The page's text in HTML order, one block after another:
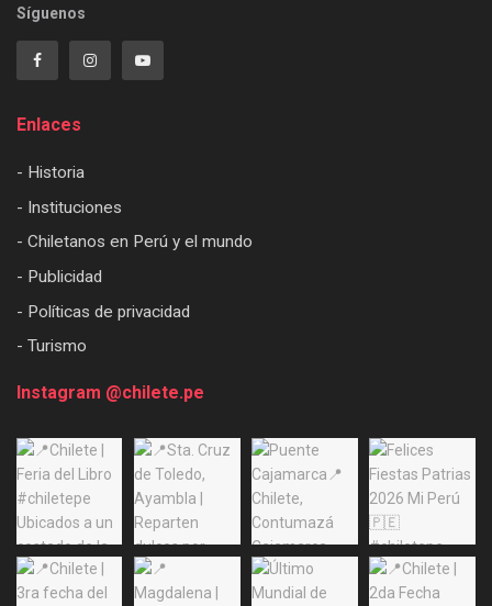
Síguenos
Enlaces
- Historia
- Instituciones
- Chiletanos en Perú y el mundo
- Publicidad
- Políticas de privacidad
- Turismo
Instagram @chilete.pe